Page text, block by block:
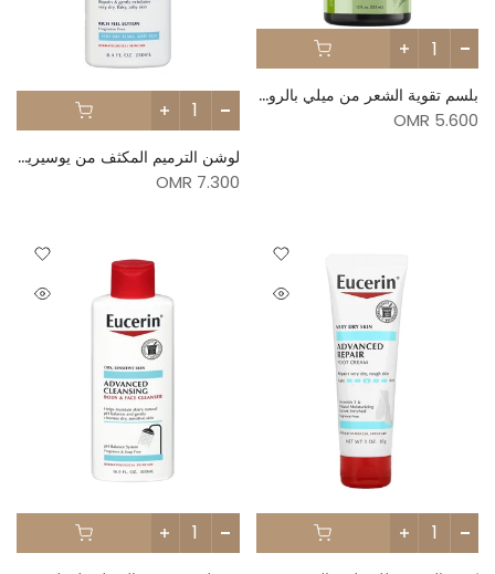
بلسم تقوية الشعر من ميلي بالروزماري والنعناع
5.600 OMR
لوشن الترميم المكثف من يوسيرين - 500مل
7.300 OMR